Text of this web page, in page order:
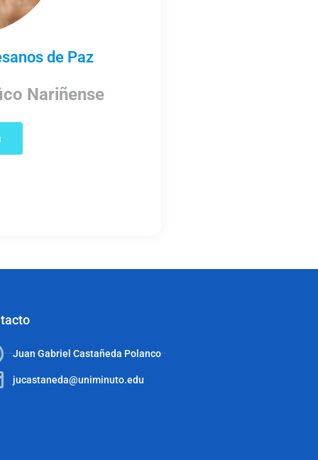
de Paz
Nariñense
Juan Gabriel Castañeda Polanco
jucastaneda@uniminuto.edu